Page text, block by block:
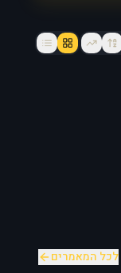
לכל המאמרים